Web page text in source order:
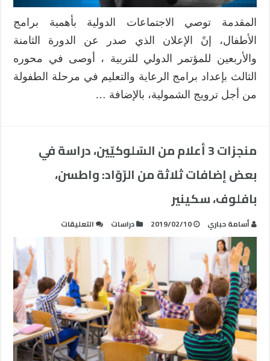
القيمي
مغلقة
المقدمة توصي الاجتماعات الدولية بأهمية برامج
الأطفال، إنً الإعلان الذي صدر عن الدورة الثامنة
والأربعين للمؤتمر الدولي للتربية ، أوصى في محوره
الثالث بإعداد برامج الرعاية والتعليم في مرحلة الطفولة
من أجل ترويج الشمولية، بالإضافة …
منجزات 3 أعلام من السّلوكيّين، دراسة في
بعض إضافات ثلاثة من الرّوّاد: واطسن،
بافلوف، سكينير
أسامة حباري 2019/02/10 دراسات التعليقات
منجزات
من
السّلوكيّين،
دراسة
في
بعض
إضافات